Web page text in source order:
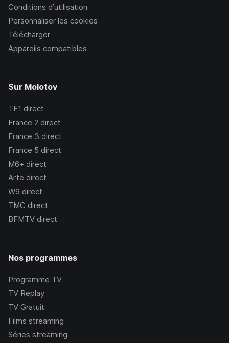
Conditions d’utilisation
Personnaliser les cookies
Télécharger
Appareils compatibles
Sur Molotov
TF1 direct
France 2 direct
France 3 direct
France 5 direct
M6+ direct
Arte direct
W9 direct
TMC direct
BFMTV direct
Nos programmes
Programme TV
TV Replay
TV Gratuit
Films streaming
Séries streaming